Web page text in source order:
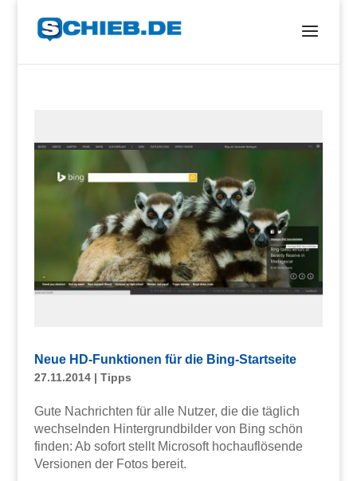
Neue HD-Funktionen für die Bing-Startseite
27.11.2014| Tipps
Gute Nachrichten für alle Nutzer, die die täglich
wechselnden Hintergrundbilder von Bing schön
finden: Ab sofort stellt Microsoft hochauflösende
Versionen der Fotos bereit.